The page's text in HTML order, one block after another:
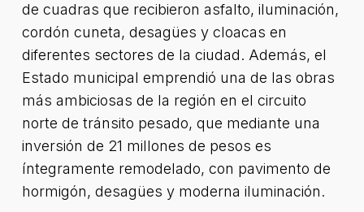
de cuadras que recibieron asfalto, iluminación,
cordón cuneta, desagües y cloacas en
diferentes sectores de la ciudad. Además, el
Estado municipal emprendió una de las obras
más ambiciosas de la región en el circuito
norte de tránsito pesado, que mediante una
inversión de 21 millones de pesos es
íntegramente remodelado, con pavimento de
hormigón, desagües y moderna iluminación.